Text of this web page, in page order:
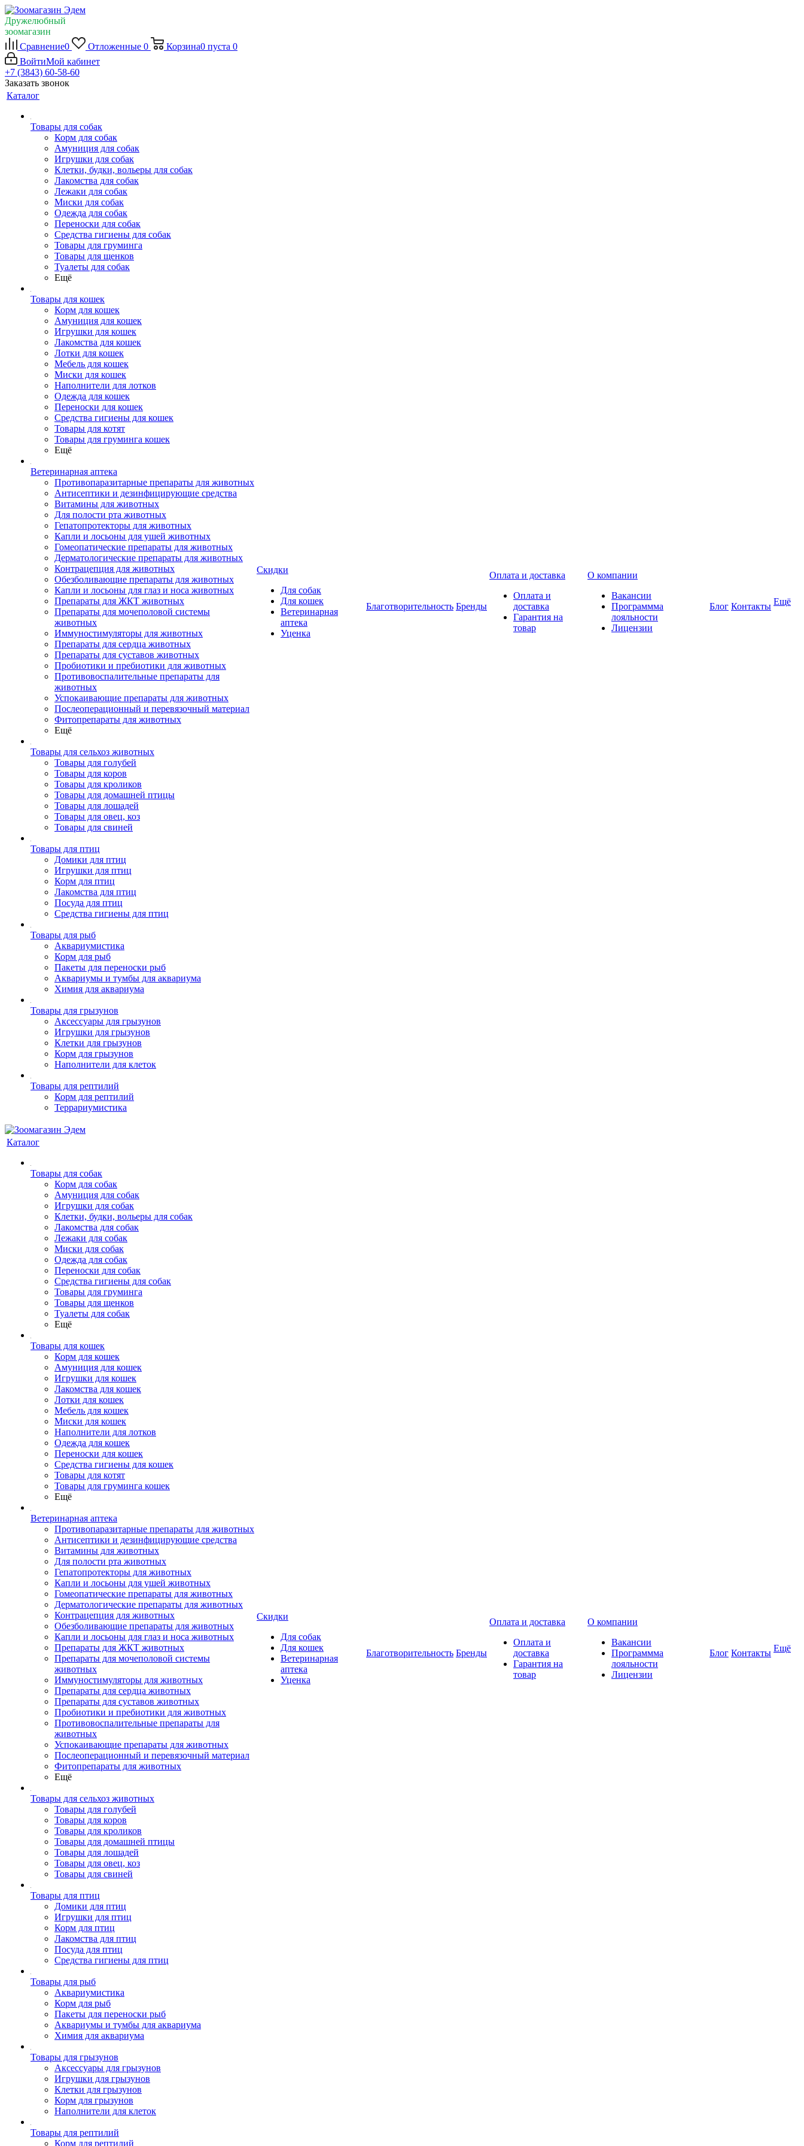
Дружелюбный
зоомагазин
Сравнение0 Отложенные 0 Корзина0 пуста 0
ВойтиМой кабинет
+7 (3843) 60-58-60
Заказать звонок
Каталог
Товары для собак
Корм для собак
Амуниция для собак
Игрушки для собак
Клетки, будки, вольеры для собак
Лакомства для собак
Лежаки для собак
Миски для собак
Одежда для собак
Переноски для собак
Средства гигиены для собак
Товары для груминга
Товары для щенков
Туалеты для собак
Ещё
Товары для кошек
Корм для кошек
Амуниция для кошек
Игрушки для кошек
Лакомства для кошек
Лотки для кошек
Мебель для кошек
Миски для кошек
Наполнители для лотков
Одежда для кошек
Переноски для кошек
Средства гигиены для кошек
Товары для котят
Товары для груминга кошек
Ещё
Ветеринарная аптека
Противопаразитарные препараты для животных
Антисептики и дезинфицирующие средства
Витамины для животных
Для полости рта животных
Гепатопротекторы для животных
Капли и лосьоны для ушей животных
Гомеопатические препараты для животных
Дерматологические препараты для животных
Контрацепция для животных
Обезболивающие препараты для животных
Капли и лосьоны для глаз и носа животных
Препараты для ЖКТ животных
Препараты для мочеполовой системы
животных
Иммуностимуляторы для животных
Препараты для сердца животных
Препараты для суставов животных
Пробиотики и пребиотики для животных
Противовоспалительные препараты для
животных
Успокаивающие препараты для животных
Послеоперационный и перевязочный материал
Фитопрепараты для животных
Ещё
Товары для сельхоз животных
Товары для голубей
Товары для коров
Товары для кроликов
Товары для домашней птицы
Товары для лошадей
Товары для овец, коз
Товары для свиней
Товары для птиц
Домики для птиц
Игрушки для птиц
Корм для птиц
Лакомства для птиц
Посуда для птиц
Средства гигиены для птиц
Товары для рыб
Аквариумистика
Корм для рыб
Пакеты для переноски рыб
Аквариумы и тумбы для аквариума
Химия для аквариума
Товары для грызунов
Аксессуары для грызунов
Игрушки для грызунов
Клетки для грызунов
Корм для грызунов
Наполнители для клеток
Товары для рептилий
Корм для рептилий
Террариумистика
Скидки
Для собак
Для кошек
Ветеринарная
аптека
Уценка
Благотворительность Бренды
Оплата и доставка
Оплата и
доставка
Гарантия на
товар
О компании
Вакансии
Программма
лояльности
Лицензии
Блог Контакты Ещё
Каталог
Товары для собак
Корм для собак
Амуниция для собак
Игрушки для собак
Клетки, будки, вольеры для собак
Лакомства для собак
Лежаки для собак
Миски для собак
Одежда для собак
Переноски для собак
Средства гигиены для собак
Товары для груминга
Товары для щенков
Туалеты для собак
Ещё
Товары для кошек
Корм для кошек
Амуниция для кошек
Игрушки для кошек
Лакомства для кошек
Лотки для кошек
Мебель для кошек
Миски для кошек
Наполнители для лотков
Одежда для кошек
Переноски для кошек
Средства гигиены для кошек
Товары для котят
Товары для груминга кошек
Ещё
Ветеринарная аптека
Противопаразитарные препараты для животных
Антисептики и дезинфицирующие средства
Витамины для животных
Для полости рта животных
Гепатопротекторы для животных
Капли и лосьоны для ушей животных
Гомеопатические препараты для животных
Дерматологические препараты для животных
Контрацепция для животных
Обезболивающие препараты для животных
Капли и лосьоны для глаз и носа животных
Препараты для ЖКТ животных
Препараты для мочеполовой системы
животных
Иммуностимуляторы для животных
Препараты для сердца животных
Препараты для суставов животных
Пробиотики и пребиотики для животных
Противовоспалительные препараты для
животных
Успокаивающие препараты для животных
Послеоперационный и перевязочный материал
Фитопрепараты для животных
Ещё
Товары для сельхоз животных
Товары для голубей
Товары для коров
Товары для кроликов
Товары для домашней птицы
Товары для лошадей
Товары для овец, коз
Товары для свиней
Товары для птиц
Домики для птиц
Игрушки для птиц
Корм для птиц
Лакомства для птиц
Посуда для птиц
Средства гигиены для птиц
Товары для рыб
Аквариумистика
Корм для рыб
Пакеты для переноски рыб
Аквариумы и тумбы для аквариума
Химия для аквариума
Товары для грызунов
Аксессуары для грызунов
Игрушки для грызунов
Клетки для грызунов
Корм для грызунов
Наполнители для клеток
Товары для рептилий
Корм для рептилий
Скидки
Для собак
Для кошек
Ветеринарная
аптека
Уценка
Благотворительность Бренды
Оплата и доставка
Оплата и
доставка
Гарантия на
товар
О компании
Вакансии
Программма
лояльности
Лицензии
Блог Контакты Ещё